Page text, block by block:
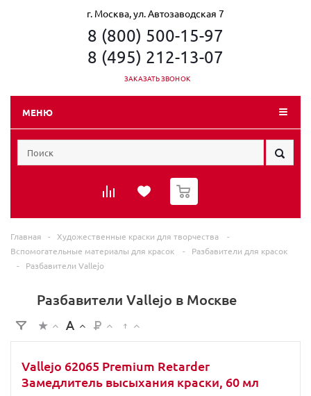
г. Москва, ул. Автозаводская 7
8 (800) 500-15-97
8 (495) 212-13-07
ЗАКАЗАТЬ ЗВОНОК
МЕНЮ
0
Главная - Художественные краски для творчества
-
Вспомогательные материалы для красок
-
Разбавители для красок
-
Разбавители Vallejo
Разбавители Vallejo в Москве
Vallejo 62065 Premium Retarder
Замедлитель высыхания краски, 60 мл